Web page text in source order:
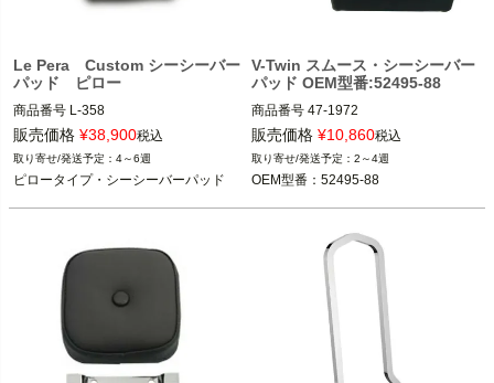
Le Pera Custom シーシーバー
パッド ピロー
商品番号 L-358
2BC：497402
Le Pera(ラペラ）
販売価格 ¥38,900税込
4～6週
ピロータイプ・シーシーバーパッド
V-Twin スムース・シーシーバー
パッド OEM型番:52495-88
商品番号 47-1972
V-TWIN（V-ツイン）
販売価格 ¥10,860税込
2～4週
OEM型番：52495-88